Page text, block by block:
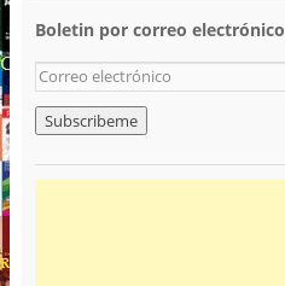
Boletin por correo electrónico